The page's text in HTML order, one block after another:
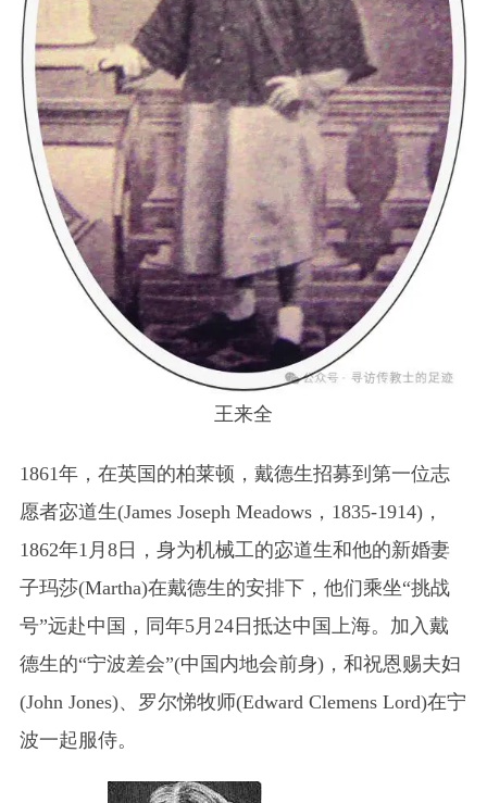
王来全
1861年，在英国的柏莱顿，戴德生招募到第一位志
愿者宓道生(James Joseph Meadows，1835-1914)，
1862年1月8日，身为机械工的宓道生和他的新婚妻
子玛莎(Martha)在戴德生的安排下，他们乘坐“挑战
号”远赴中国，同年5月24日抵达中国上海。加入戴
德生的“宁波差会”(中国内地会前身)，和祝恩赐夫妇
(John Jones)、罗尔悌牧师(Edward Clemens Lord)在宁
波一起服侍。